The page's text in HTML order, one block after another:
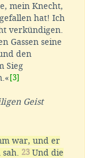
mein Knecht,
hat! Ich
verkündigen.
Gassen seine
den
Sieg
[3]
Geist
war, und er
23 Und die